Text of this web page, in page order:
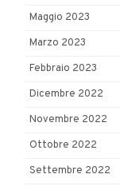
Maggio 2023
Marzo 2023
Febbraio 2023
Dicembre 2022
Novembre 2022
Ottobre 2022
Settembre 2022